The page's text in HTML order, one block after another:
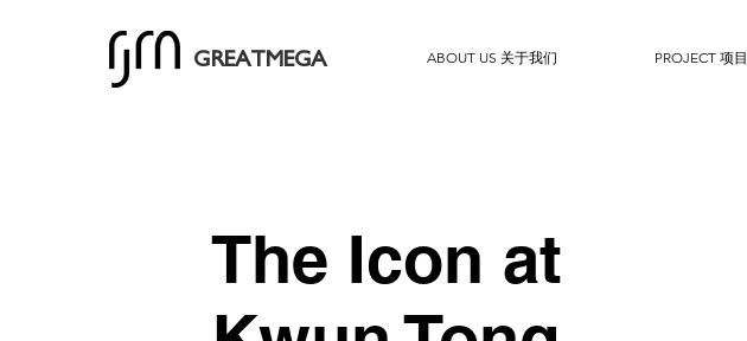
GREATMEGA ABOUT US 关于我们 PROJECT 项目
The Icon at